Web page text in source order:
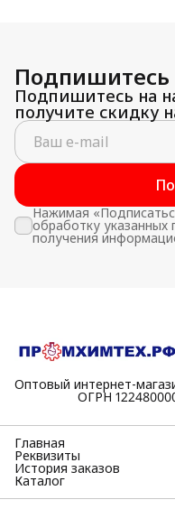
Подпишитесь
Подпишитесь на
получите скидку
Нажимая
обработку указанных
получения
Оптовый интернет-
⠀⠀⠀⠀⠀⠀⠀ОГРН
Главная
Реквизиты
История заказов
Каталог